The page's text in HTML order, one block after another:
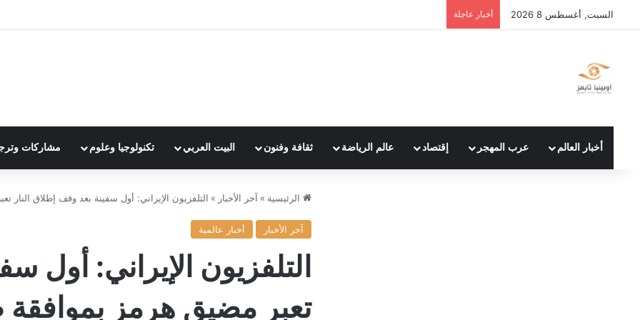
السبت, أغسطس 8 2026 أخبار عاجلة
أخبار العالم عرب المهجر إقتصاد عالم الرياضة ثقافة وفنون البيت العربي تكنولوجيا وعلوم مشاركات
الرئيسية » آخر الأخبار » التلفزيون الإيراني: أول سفينة بعد وقف إطلاق النار
آخر الأخبار أخبار عالمية
التلفزيون الإيراني: أول
تعبر مضيق هرمز